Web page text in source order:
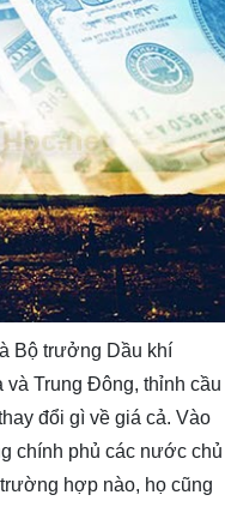
Bộ trưởng Dầu khí
và Trung Đông, thỉnh cầu
đổi gì về giá cả. Vào
chính phủ các nước chủ
hợp nào, họ cũng